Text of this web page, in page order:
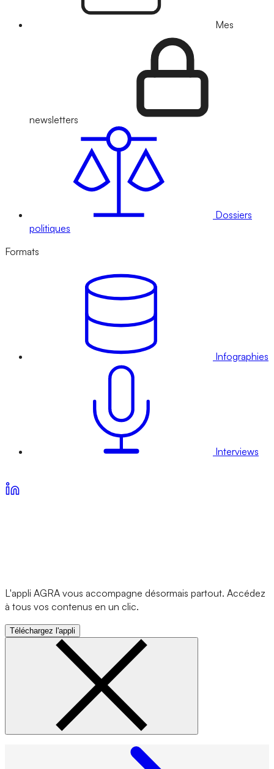
Mes
newsletters
Dossiers
politiques
Formats
Infographies
Interviews
L'appli AGRA vous accompagne désormais partout. Accédez
à tous vos contenus en un clic.
Téléchargez l'appli